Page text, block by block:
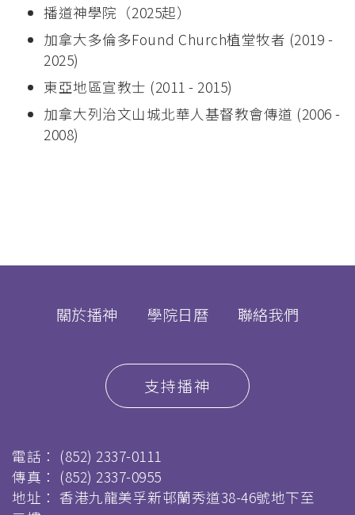
播道神學院（2025起）
加拿大多倫多Found Church植堂牧者 (2019 -
2025)
東亞地區宣教士 (2011 - 2015)
加拿大列治文山城北華人基督教會傳道 (2006 -
2008)
關於播神 學院日曆 聯絡我們
支持播神
電話： (852) 2337-0111
傳真： (852) 2337-0955
地址： 香港九龍美孚新邨蘭秀道38-46號地下至